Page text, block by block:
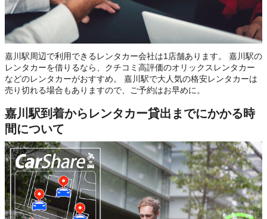
嘉川駅周辺で利用できるレンタカー会社は1店舗あります。 嘉川駅の
レンタカーを借りるなら、クチコミ高評価のオリックスレンタカー
などのレンタカーがおすすめ。 嘉川駅で大人気の格安レンタカーは
売り切れる場合もありますので、ご予約はお早めに。
嘉川駅到着からレンタカー貸出までにかかる時
間について